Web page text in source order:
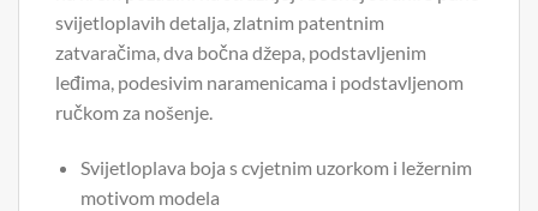
svijetloplavih detalja, zlatnim patentnim
zatvaračima, dva bočna džepa, podstavljenim
leđima, podesivim naramenicama i podstavljenom
ručkom za nošenje.
Svijetloplava boja s cvjetnim uzorkom i ležernim
motivom modela